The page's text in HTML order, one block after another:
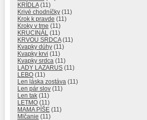
KRÍDLA(11)
Krivé chodníčky (11)
Krok k pravde (11)
Kroky v tme (11)
KRUCINÁL (11)
KRVOU SRDCA(11)
Kvapky dúhy (11)
Kvapky krvi (11)
Kvapky srdca (11)
LADY LAZARUS (11)
LEBO (11)
Len láska zostáva (11)
Len pár slov (11)
Len tak (11)
LETMO (11)
MAMA PÍŠE (11)
Mlčanie (11)